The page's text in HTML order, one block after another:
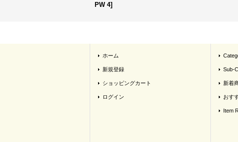
PW 4]
ホーム
新規登録
ショッピングカート
ログイン
Sub-
新着
おす
Item